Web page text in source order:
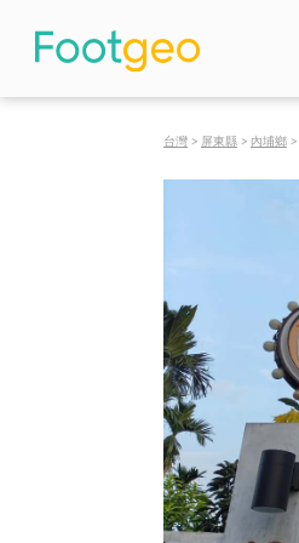
台灣 > 屏東縣 > 內埔鄉 >